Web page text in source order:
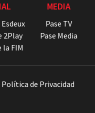
2Play
la FIM
MEDIA
Pase TV
Pase Media
Política de Privacidad